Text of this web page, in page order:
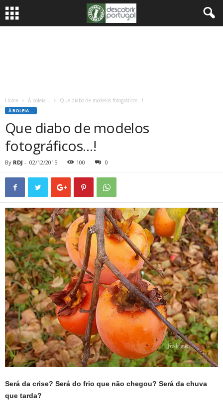
Home À boleia... Que diabo de modelos fotográficos…!
À BOLEIA...
Que diabo de modelos
fotográficos…!
By RDJ - 02/12/2015 100 0
Será da crise? Será do frio que não chegou? Será da chuva
que tarda?